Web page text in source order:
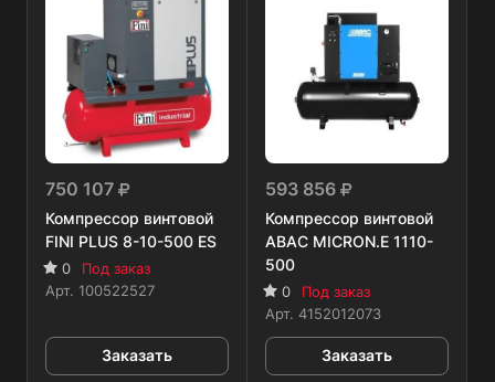
750 107
Компрессор винтовой
FINI PLUS 8-10-500 ES
0
Под заказ
Арт. 100522527
Заказать
593 856
Компрессор винтовой
ABAC MICRON.E 1110-
500
0
Под заказ
Арт. 4152012073
Заказать